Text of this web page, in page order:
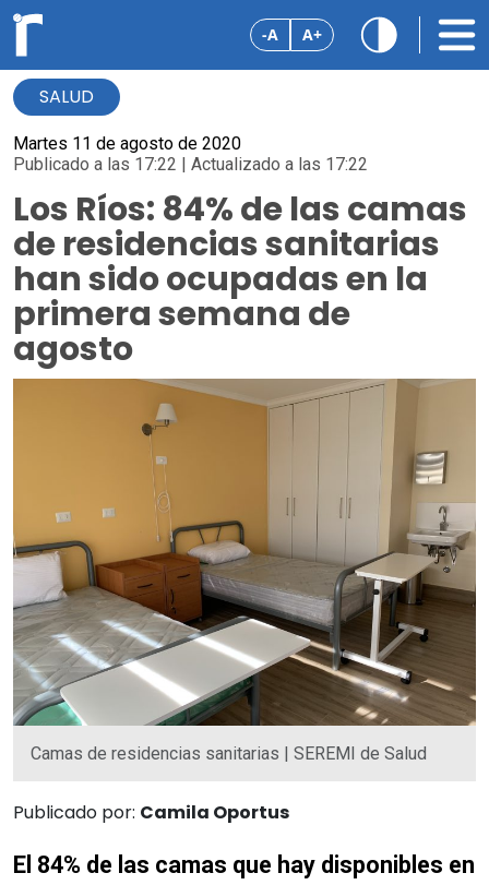
-A A+
SALUD
Martes 11 de agosto de 2020
Publicado a las 17:22 | Actualizado a las 17:22
Los Ríos: 84% de las camas
de residencias sanitarias
han sido ocupadas en la
primera semana de
agosto
Camas de residencias sanitarias | SEREMI de Salud
Publicado por: Camila Oportus
El 84% de las camas que hay disponibles en